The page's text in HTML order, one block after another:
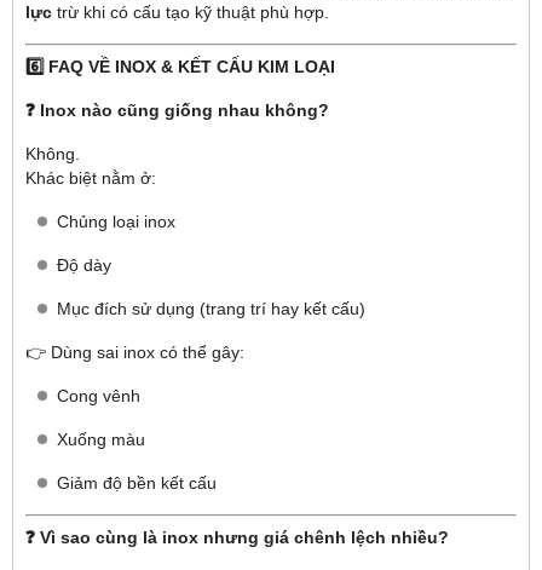
lực trừ khi có cấu tạo kỹ thuật phù hợp.
6️⃣ FAQ VỀ INOX & KẾT CẤU KIM LOẠI
❓ Inox nào cũng giống nhau không?
Không.
Khác biệt nằm ở:
Chủng loại inox
Độ dày
Mục đích sử dụng (trang trí hay kết cấu)
👉 Dùng sai inox có thể gây:
Cong vênh
Xuống màu
Giảm độ bền kết cấu
❓ Vì sao cùng là inox nhưng giá chênh lệch nhiều?